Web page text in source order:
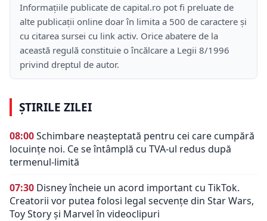
Informațiile publicate de capital.ro pot fi preluate de
alte publicații online doar în limita a 500 de caractere și
cu citarea sursei cu link activ. Orice abatere de la
această regulă constituie o încălcare a Legii 8/1996
privind dreptul de autor.
ȘTIRILE ZILEI
08:00Schimbare neașteptată pentru cei care cumpără
locuințe noi. Ce se întâmplă cu TVA-ul redus după
termenul-limită
07:30 Disney încheie un acord important cu TikTok.
Creatorii vor putea folosi legal secvențe din Star Wars,
Toy Story și Marvel în videoclipuri